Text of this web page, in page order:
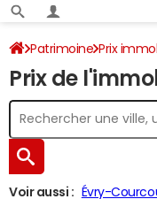
Patrimoine Prix
Prix de
Voir aussi : Évry-